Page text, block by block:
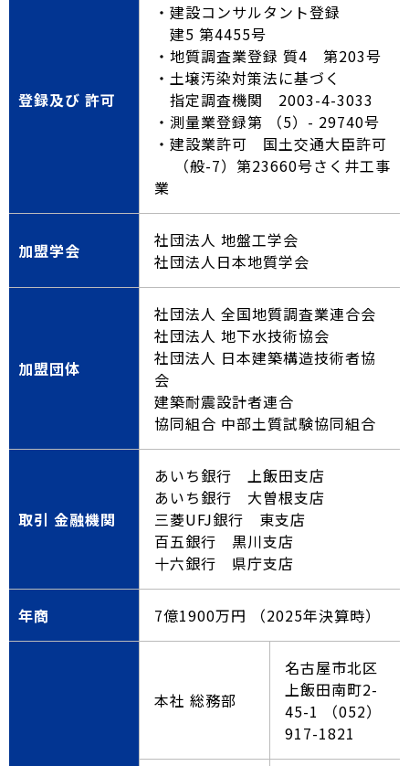
登録及び 許可
・建設コンサルタント登録
建5 第4455号
・地質調査業登録 質4 第203号
・土壌汚染対策法に基づく
指定調査機関 2003-4-3033
・測量業登録第 （5）- 29740号
・建設業許可 国土交通大臣許可
（般-7）第23660号さく井工事
業
加盟学会
社団法人 地盤工学会
社団法人日本地質学会
加盟団体
社団法人 全国地質調査業連合会
社団法人 地下水技術協会
社団法人 日本建築構造技術者協
会
建築耐震設計者連合
協同組合 中部土質試験協同組合
取引 金融機関
あいち銀行 上飯田支店
あいち銀行 大曽根支店
三菱UFJ銀行 東支店
百五銀行 黒川支店
十六銀行 県庁支店
年商 7億1900万円 （2025年決算時）
本社 総務部
名古屋市北区
上飯田南町2-
45-1 （052）
917-1821